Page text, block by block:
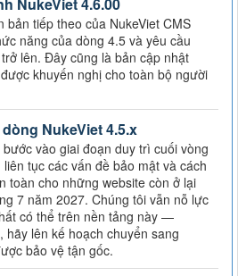
bản tiếp theo của NukeViet CMS
năng của dòng 4.5 và yêu cầu
lên. Đây cũng là bản cập nhật
khuyến nghị cho toàn bộ người
NukeViet 4.5.x
vào giai đoạn duy trì cuối vòng
tục các vấn đề bảo mật và cách
toàn cho những website còn ở lại
7 năm 2027. Chúng tôi vẫn nỗ lực
có thể trên nền tảng này —
hãy lên kế hoạch chuyển sang
bảo vệ tận gốc.